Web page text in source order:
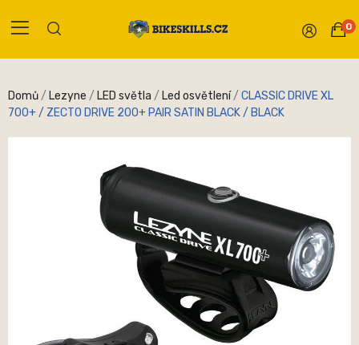
0
Domů Lezyne LED světla Led osvětlení
CLASSIC DRIVE XL
700+ / ZECTO DRIVE 200+ PAIR SATIN BLACK / BLACK